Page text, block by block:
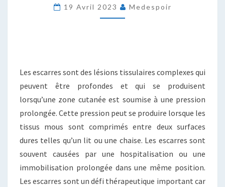
19 Avril 2023 Medespoir
Les escarres sont des lésions tissulaires complexes qui
peuvent être profondes et qui se produisent
lorsqu’une zone cutanée est soumise à une pression
prolongée. Cette pression peut se produire lorsque les
tissus mous sont comprimés entre deux surfaces
dures telles qu’un lit ou une chaise. Les escarres sont
souvent causées par une hospitalisation ou une
immobilisation prolongée dans une même position.
Les escarres sont un défi thérapeutique important car